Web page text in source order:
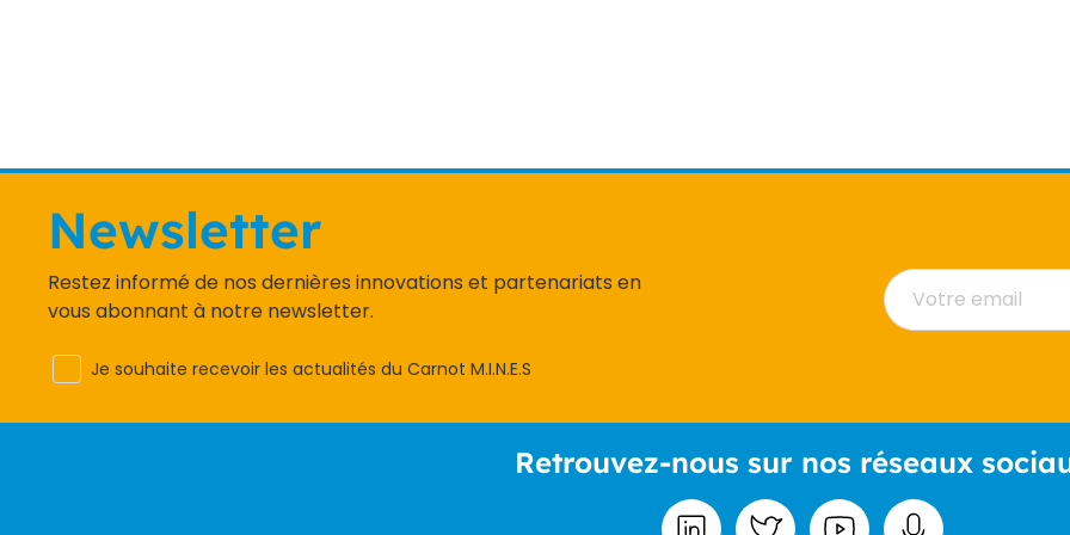
Newsletter
Restez informé de nos dernières innovations et partenariats en
vous abonnant à notre newsletter.
Je souhaite recevoir les actualités du Carnot M.I.N.E.S
Retrouvez-nous sur nos réseaux